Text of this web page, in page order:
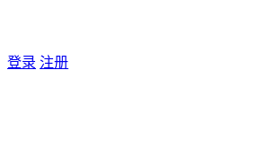
登录 注册